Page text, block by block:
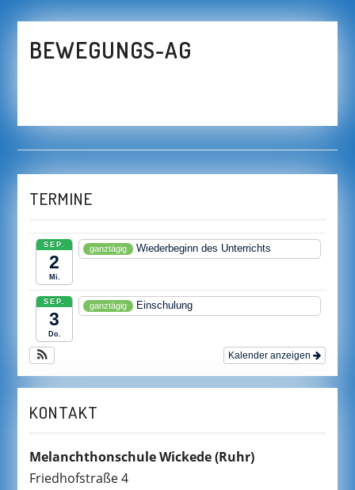
BEWEGUNGS-AG
TERMINE
SEP.
2
Mi.
ganztägig Wiederbeginn des Unterrichts
SEP.
3
Do.
ganztägig Einschulung
Kalender anzeigen
KONTAKT
Melanchthonschule Wickede(Ruhr)
Friedhofstraße 4